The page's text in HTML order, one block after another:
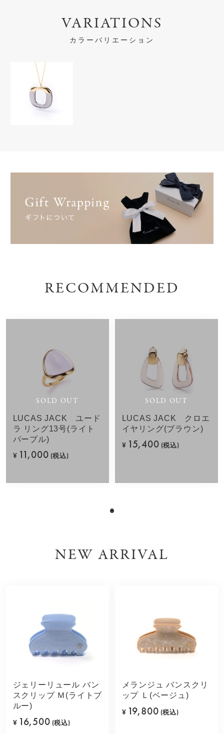
VARIATIONS
カラーバリエーション
RECOMMENDED
SOLD OUT
LUCAS JACK ユード
ラ リング13号(ライト
パープル)
¥ 11,000 (税込)
SOLD OUT
LUCAS JACK クロエ
イヤリング(ブラウン)
¥ 15,400 (税込)
NEW ARRIVAL
ジェリーリュール バン
スクリップ Ｍ(ライトブ
ルー)
¥ 16,500 (税込)
メランジュ バンスクリ
ップ Ｌ(ベージュ)
¥ 19,800 (税込)